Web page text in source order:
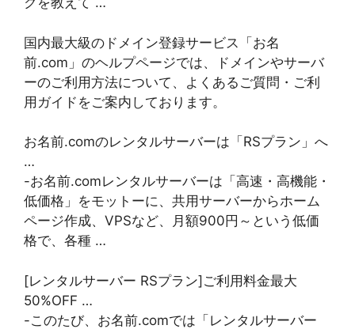
国内最大級のドメイン登録サービス「お名
前.com」のヘルプページでは、ドメインやサーバ
ーのご利用方法について、よくあるご質問・ご利
用ガイドをご案内しております。
お名前.comのレンタルサーバーは「RSプラン」へ
…
-お名前.comレンタルサーバーは「高速・高機能・
低価格」をモットーに、共用サーバーからホーム
ページ作成、VPSなど、月額900円～という低価
格で、各種 …
[レンタルサーバー RSプラン]ご利用料金最大
50%OFF …
-このたび、お名前.comでは「レンタルサーバー